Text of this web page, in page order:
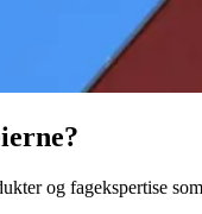
og fagekspertise